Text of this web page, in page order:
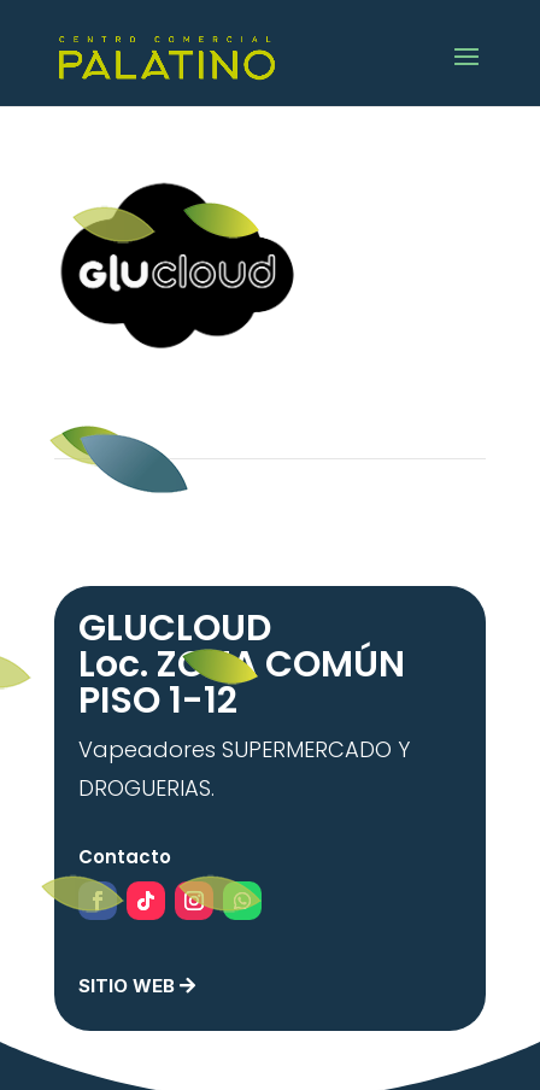
GLUCLOUD
Loc. ZONA COMÚN
PISO 1-12
Vapeadores SUPERMERCADO Y
DROGUERIAS.
Contacto
SITIO WEB